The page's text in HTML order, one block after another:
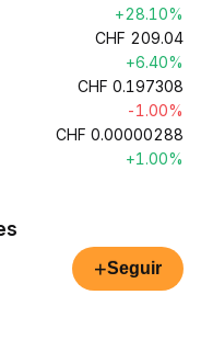
+28.10%
CHF 209.04
+6.40%
CHF 0.197308
-1.00%
CHF 0.00000288
+1.00%
+Seguir